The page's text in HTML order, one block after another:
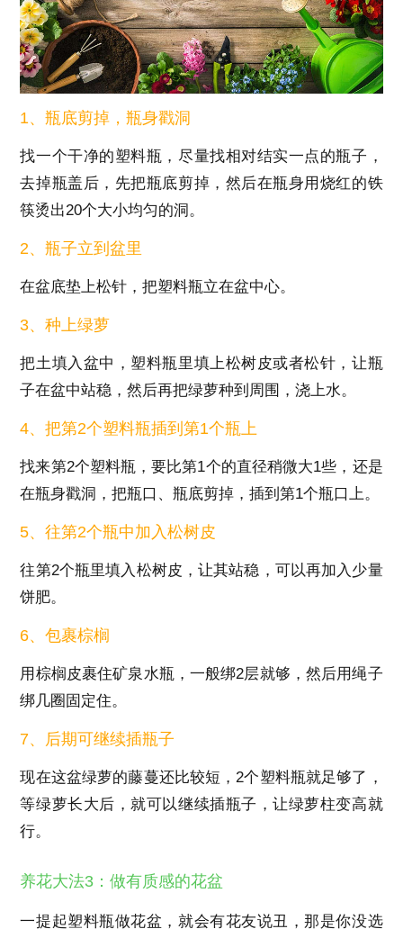
1、瓶底剪掉，瓶身戳洞
找一个干净的塑料瓶，尽量找相对结实一点的瓶子，
去掉瓶盖后，先把瓶底剪掉，然后在瓶身用烧红的铁
筷烫出20个大小均匀的洞。
2、瓶子立到盆里
在盆底垫上松针，把塑料瓶立在盆中心。
3、种上绿萝
把土填入盆中，塑料瓶里填上松树皮或者松针，让瓶
子在盆中站稳，然后再把绿萝种到周围，浇上水。
4、把第2个塑料瓶插到第1个瓶上
找来第2个塑料瓶，要比第1个的直径稍微大1些，还是
在瓶身戳洞，把瓶口、瓶底剪掉，插到第1个瓶口上。
5、往第2个瓶中加入松树皮
往第2个瓶里填入松树皮，让其站稳，可以再加入少量
饼肥。
6、包裹棕榈
用棕榈皮裹住矿泉水瓶，一般绑2层就够，然后用绳子
绑几圈固定住。
7、后期可继续插瓶子
现在这盆绿萝的藤蔓还比较短，2个塑料瓶就足够了，
等绿萝长大后，就可以继续插瓶子，让绿萝柱变高就
行。
养花大法3：做有质感的花盆
一提起塑料瓶做花盆，就会有花友说丑，那是你没选